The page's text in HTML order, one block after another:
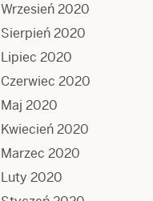
Wrzesień 2020
Sierpień 2020
Lipiec 2020
Czerwiec 2020
Maj 2020
Kwiecień 2020
Marzec 2020
Luty 2020